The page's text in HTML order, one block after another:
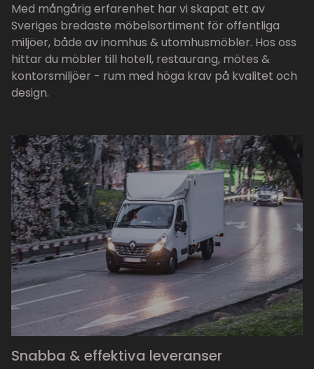
Med mångårig erfarenhet har vi skapat ett av
Sveriges bredaste möbelsortiment för offentliga
miljöer, både av inomhus & utomhusmöbler. Hos oss
hittar du möbler till hotell, restaurang, mötes &
kontorsmiljöer - rum med höga krav på kvalitet och
design.
Snabba & effektiva leveranser